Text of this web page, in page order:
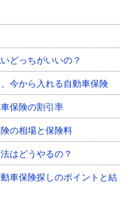
どっちがいいの？
今から入れる自動車保険
保険の割引率
の相場と保険料
はどうやるの？
車保険探しのポイントと結